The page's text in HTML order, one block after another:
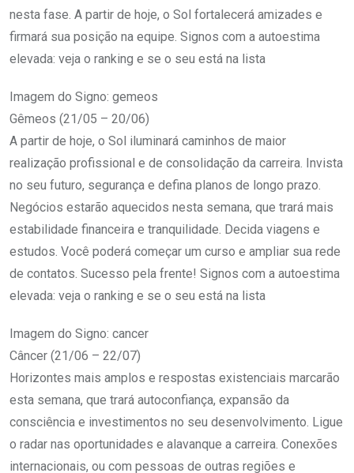
nesta fase. A partir de hoje, o Sol fortalecerá amizades e
firmará sua posição na equipe. Signos com a autoestima
elevada: veja o ranking e se o seu está na lista
Imagem do Signo: gemeos
Gêmeos (21/05 – 20/06)
A partir de hoje, o Sol iluminará caminhos de maior
realização profissional e de consolidação da carreira. Invista
no seu futuro, segurança e defina planos de longo prazo.
Negócios estarão aquecidos nesta semana, que trará mais
estabilidade financeira e tranquilidade. Decida viagens e
estudos. Você poderá começar um curso e ampliar sua rede
de contatos. Sucesso pela frente! Signos com a autoestima
elevada: veja o ranking e se o seu está na lista
Imagem do Signo: cancer
Câncer (21/06 – 22/07)
Horizontes mais amplos e respostas existenciais marcarão
esta semana, que trará autoconfiança, expansão da
consciência e investimentos no seu desenvolvimento. Ligue
o radar nas oportunidades e alavanque a carreira. Conexões
internacionais, ou com pessoas de outras regiões e